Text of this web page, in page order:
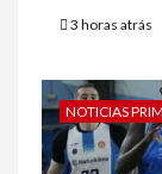
3 horas atrás
NOTICIAS